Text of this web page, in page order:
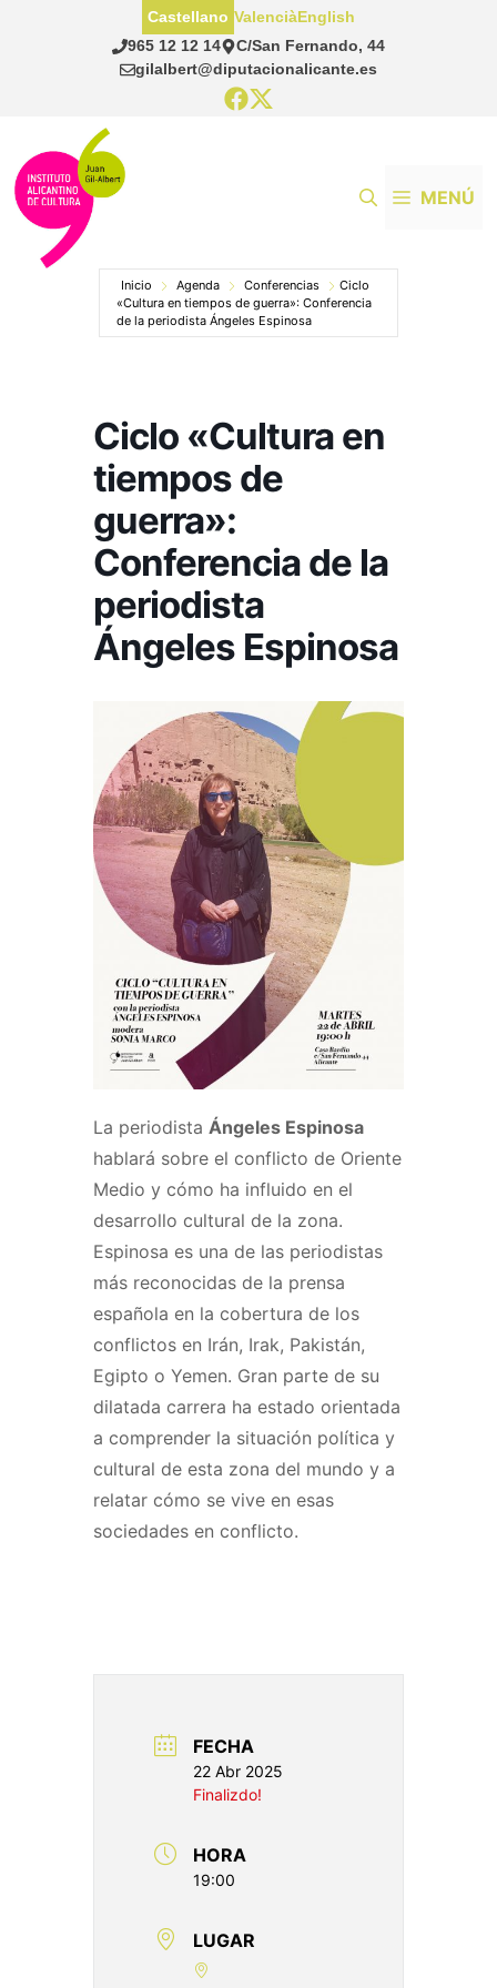
965 12 12 14
C/San Fernando, 44
gilalbert@diputacionalicante.es
Castellano ValenciàEnglish
MENÚ
Inicio Agenda Conferencias
Ciclo
«Cultura en tiempos de guerra»: Conferencia
de la periodista Ángeles Espinosa
Ciclo «Cultura en
tiempos de
guerra»:
Conferencia de la
periodista
Ángeles Espinosa
La periodista Ángeles Espinosa
hablará sobre el conflicto de Oriente
Medio y cómo ha influido en el
desarrollo cultural de la zona.
Espinosa es una de las periodistas
más reconocidas de la prensa
española en la cobertura de los
conflictos en Irán, Irak, Pakistán,
Egipto o Yemen. Gran parte de su
dilatada carrera ha estado orientada
a comprender la situación política y
cultural de esta zona del mundo y a
relatar cómo se vive en esas
sociedades en conflicto.
FECHA
22 Abr 2025
Finalizdo!
HORA
19:00
LUGAR